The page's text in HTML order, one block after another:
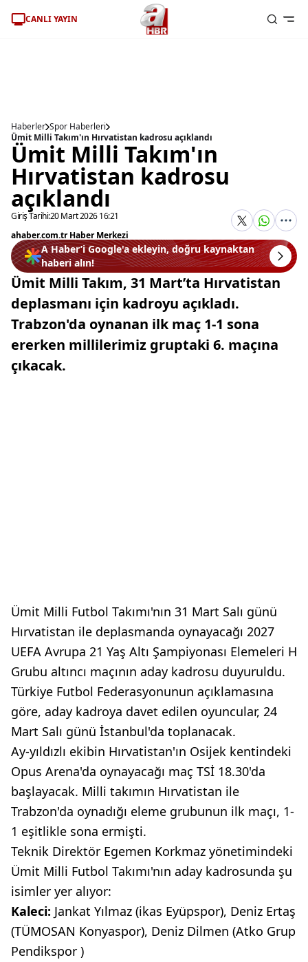
CANLI YAYIN
Haberler Spor Haberleri
Ümit Milli Takım'ın Hırvatistan kadrosu açıklandı
Ümit Milli Takım'ın
Hırvatistan kadrosu
açıklandı
Giriş Tarihi:20 Mart 2026 16:21
ahaber.com.tr Haber Merkezi
A Haber’i Google'a ekleyin, doğru kaynaktan
haberi alın!
Ümit Milli Takım, 31 Mart’ta Hırvatistan
deplasmanı için kadroyu açıkladı.
Trabzon'da oynanan ilk maç 1-1 sona
ererken millilerimiz gruptaki 6. maçına
çıkacak.
Ümit Milli Futbol Takımı'nın 31 Mart Salı günü
Hırvatistan ile deplasmanda oynayacağı 2027
UEFA Avrupa 21 Yaş Altı Şampiyonası Elemeleri H
Grubu altıncı maçının aday kadrosu duyuruldu.
Türkiye Futbol Federasyonunun açıklamasına
göre, aday kadroya davet edilen oyuncular, 24
Mart Salı günü İstanbul'da toplanacak.
Ay-yıldızlı ekibin Hırvatistan'ın Osijek kentindeki
Opus Arena'da oynayacağı maç TSİ 18.30'da
başlayacak. Milli takımın Hırvatistan ile
Trabzon'da oynadığı eleme grubunun ilk maçı, 1-
1 eşitlikle sona ermişti.
Teknik Direktör Egemen Korkmaz yönetimindeki
Ümit Milli Futbol Takımı'nın aday kadrosunda şu
isimler yer alıyor:
Kaleci: Jankat Yılmaz (ikas Eyüpspor), Deniz Ertaş
(TÜMOSAN Konyaspor), Deniz Dilmen (Atko Grup
Pendikspor )